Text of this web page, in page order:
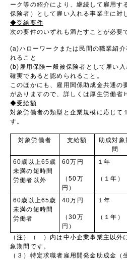
ーク等の紹介により、継続して雇用す
保険者）として雇い入れる事業主に対
◆受給要件
次の要件のいずれも満たすことが必要
(a)ハローワークまたは民間の職業紹
れること
(b)雇用保険一般被保険者として雇い
確実であると認められること。
このほかにも、雇用関係助成金共通の
がありますので、詳しくは厚生労働省
◆受給額
対象労働者の類型と企業規模に応じて
す。
対象労働者 支給額
助成対象
間
60歳以上65歳
未満の短時間
労働者以外
60万円
（50万
円）
１年
（１年）
60歳以上65歳
未満の短時間
労働者
40万円
（30万
円）
１年
（１年）
（注）（ ）内は中小企業事業主以外
象期間です。
（３）特定求職者雇用開発金助成金（